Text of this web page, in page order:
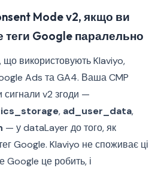
Mode v2, якщо ви
теги Google паралельно
що використовують Klaviyo,
Ads та GA4. Ваша CMP
сигнали v2 згоди —
, ad_user_data,
— у dataLayer до того, як
Google. Klaviyo не споживає ці
Google це робить, і